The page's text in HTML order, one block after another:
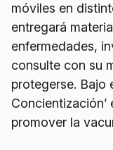
móviles en
entregará
enfermedades,
consulte con su
protegerse. Bajo
promover la